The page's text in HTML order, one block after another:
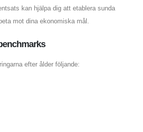
kan hjälpa dig att etablera sunda
mot dina ekonomiska mål.
efter ålder följande: